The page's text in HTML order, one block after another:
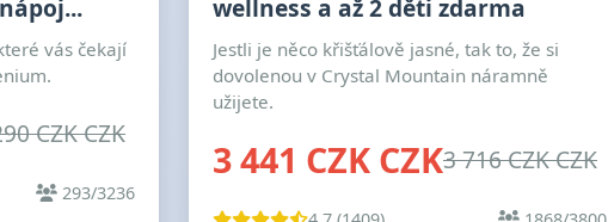
vás čekají
CZK CZK
293/3236
wellness a až 2 děti zdarma
Jestli je něco křišťálově jasné, tak to, že si
dovolenou v Crystal Mountain náramně
užijete.
3 441 CZK CZK3 716 CZK CZK